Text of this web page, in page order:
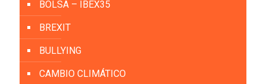
BOLSA – IBEX35
BREXIT
BULLYING
CAMBIO CLIMÁTICO